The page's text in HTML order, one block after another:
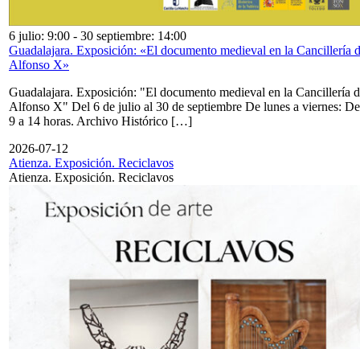
6 julio: 9:00 - 30 septiembre: 14:00
Guadalajara. Exposición: «El documento medieval en la Cancillería
Alfonso X»
Guadalajara. Exposición: "El documento medieval en la Cancillería
Alfonso X" Del 6 de julio al 30 de septiembre De lunes a viernes: De
9 a 14 horas. Archivo Histórico […]
2026-07-12
Atienza. Exposición. Reciclavos
Atienza. Exposición. Reciclavos